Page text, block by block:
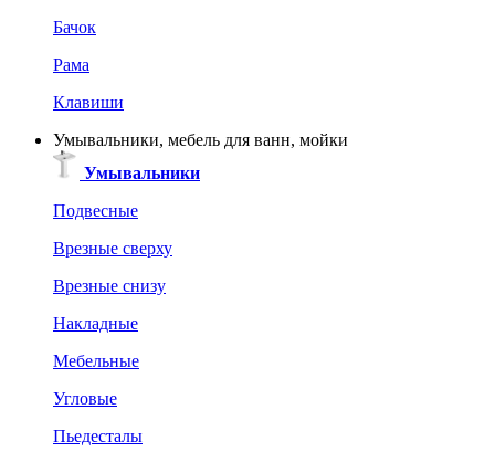
Бачок
Рама
Клавиши
Умывальники, мебель для ванн, мойки
Умывальники
Подвесные
Врезные сверху
Врезные снизу
Накладные
Мебельные
Угловые
Пьедесталы